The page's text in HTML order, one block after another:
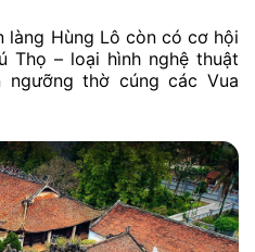
làng Hùng Lô còn có cơ hội
Thọ – loại hình nghệ thuật
thờ cúng các Vua